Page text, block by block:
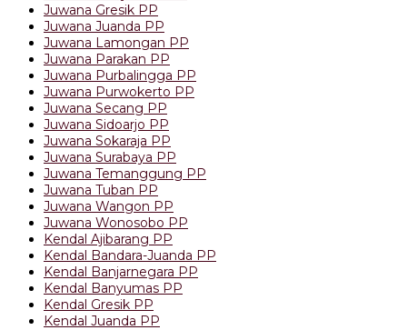
Juwana Gresik PP
Juwana Juanda PP
Juwana Lamongan PP
Juwana Parakan PP
Juwana Purbalingga PP
Juwana Purwokerto PP
Juwana Secang PP
Juwana Sidoarjo PP
Juwana Sokaraja PP
Juwana Surabaya PP
Juwana Temanggung PP
Juwana Tuban PP
Juwana Wangon PP
Juwana Wonosobo PP
Kendal Ajibarang PP
Kendal Bandara-Juanda PP
Kendal Banjarnegara PP
Kendal Banyumas PP
Kendal Gresik PP
Kendal Juanda PP